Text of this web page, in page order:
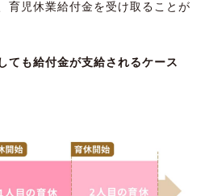
育児休業給付金を受け取ることが
ても給付金が支給されるケース